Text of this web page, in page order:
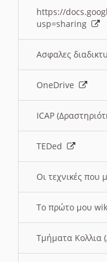
https://
usp=sharing
Ασφαλες
OneDrive
ICAP
TEDed
Οι τεχνικές που
Το πρώτο μου
Τμήματα Κολλια